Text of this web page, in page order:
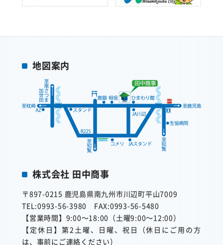
地図案内
株式会社 田中商事
〒897-0215鹿児島県南九州市川辺町平山7009
TEL:0993-56-3980FAX:0993-56-5480
【営業時間】9:00～18:00（土曜9:00～12:00）
【定休日】第2土曜、日曜、祝日（休日にご用の方
は、事前にご連絡ください）